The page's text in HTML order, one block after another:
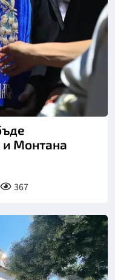
и Монтана
367